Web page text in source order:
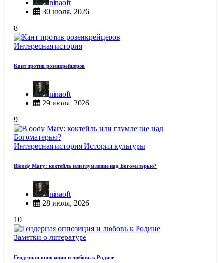
ninaoft
30 июля, 2026
8
Интересная история
Кант против розенкрейцеров
ninaoft
29 июля, 2026
9
Интересная история История культуры
Bloody Mary: коктейль или глумление над Богоматерью?
ninaoft
28 июля, 2026
10
Заметки о литературе
Гендерная оппозиция и любовь к Родине